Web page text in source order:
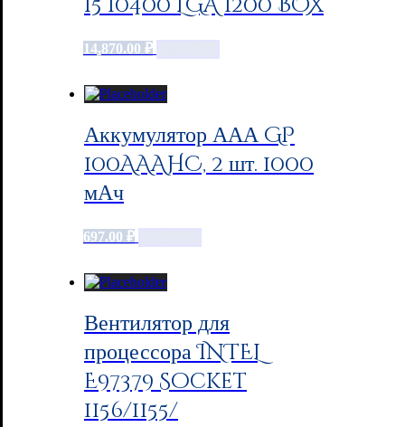
i5 10400 LGA 1200 BOX
14,870.00 ₽
Аккумулятор ААА GP
100AAAHC, 2 шт. 1000
мАч
697.00 ₽
Вентилятор для
процессора INTEL
E97379 Socket
1156/1155/